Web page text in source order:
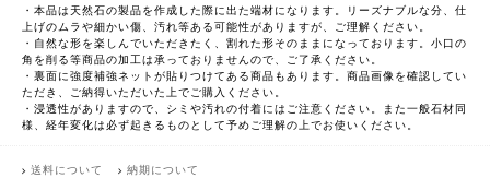
・本品は天然石の製品を作成した際に出た端材になります。リーズナブルな分、仕
上げのムラや細かい傷、汚れ等ある可能性がありますが、ご理解ください。
・自然な形を楽しんでいただきたく、割れた形そのままになっております。小口の
角を削る等商品の加工は承っておりませんので、ご了承ください。
・裏面に強度補強ネットが貼りつけてある商品もあります。商品画像を確認してい
ただき、ご納得いただいた上でご購入ください。
・浸透性がありますので、シミや汚れの付着にはご注意ください。また一般石材同
様、経年変化は必ず起きるものとして予めご理解の上でお使いください。
送料について 納期について